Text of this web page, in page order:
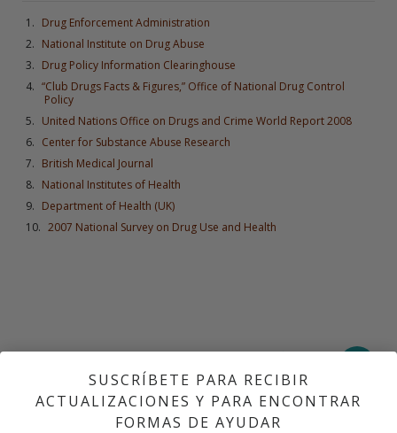
Drug Enforcement Administration
National Institute on Drug Abuse
Drug Policy Information Clearinghouse
“Club Drugs Facts & Figures,” Office of National Drug Control
Policy
United Nations Office on Drugs and Crime World Report 2008
Center for Substance Abuse Research
British Medical Journal
National Institutes of Health
Department of Health (UK)
2007 National Survey on Drug Use and Health
SIGUIENTE
SUSCRÍBETE PARA RECIBIR
ACTUALIZACIONES Y PARA ENCONTRAR
FORMAS DE AYUDAR